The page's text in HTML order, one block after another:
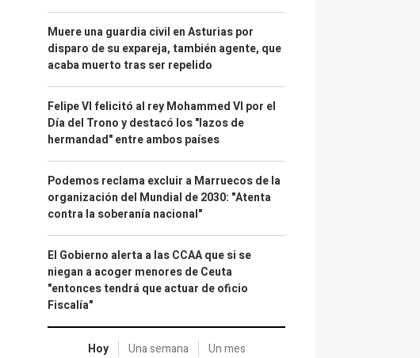
Muere una guardia civil en Asturias por
disparo de su expareja, también agente, que
acaba muerto tras ser repelido
Felipe VI felicitó al rey Mohammed VI por el
Día del Trono y destacó los "lazos de
hermandad" entre ambos países
Podemos reclama excluir a Marruecos de la
organización del Mundial de 2030: "Atenta
contra la soberanía nacional"
El Gobierno alerta a las CCAA que si se
niegan a acoger menores de Ceuta
"entonces tendrá que actuar de oficio
Fiscalía"
Hoy Una semana Un mes